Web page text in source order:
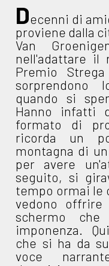
Decenni di
proviene dalla
Van
nell'adattare il
Premio
sorprendono
quando si
Hanno infatti
formato di
ricorda un
montagna di
per avere
seguito, si
tempo ormai le
vedono offrire
schermo
imponenza.
che si ha da
voce